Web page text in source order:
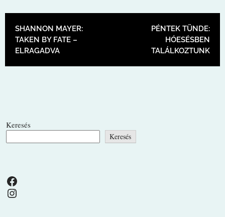
BEJEGYZÉS NAVIGÁCIÓ
SHANNON MAYER:
TAKEN BY FATE –
ELRAGADVA
PÉNTEK TÜNDE:
HÓESÉSBEN
TALÁLKOZTUNK
Keresés
Keresés
Facebook
Instagram